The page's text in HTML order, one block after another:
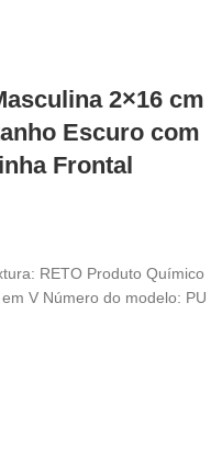
2×16 cm
Escuro com
Frontal
RETO Produto Químico
V Número do modelo: PU